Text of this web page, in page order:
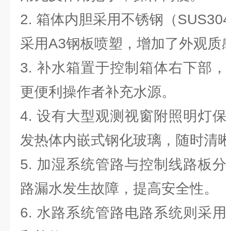
2. 箱体内胆采用不锈钢（
采用A3钢板喷塑，增加了外观
3. 补水箱置于控制箱体右下部
更便利操作者补充水源。
4. 设有大型观测视窗附照明灯
发热体内嵌式钢化玻璃，随时清
5. 加湿系统管路与控制线路板
路漏水发生故障，提高安全性。
6. 水路系统管路电路系统则采